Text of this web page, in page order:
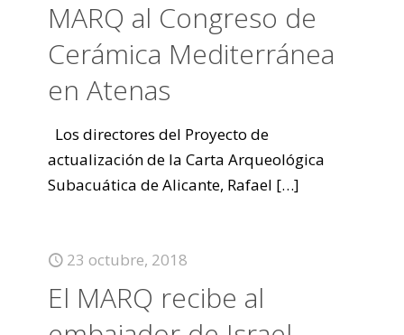
MARQ al Congreso de
Cerámica Mediterránea
en Atenas
Los directores del Proyecto de
actualización de la Carta Arqueológica
Subacuática de Alicante, Rafael […]
23 octubre, 2018
El MARQ recibe al